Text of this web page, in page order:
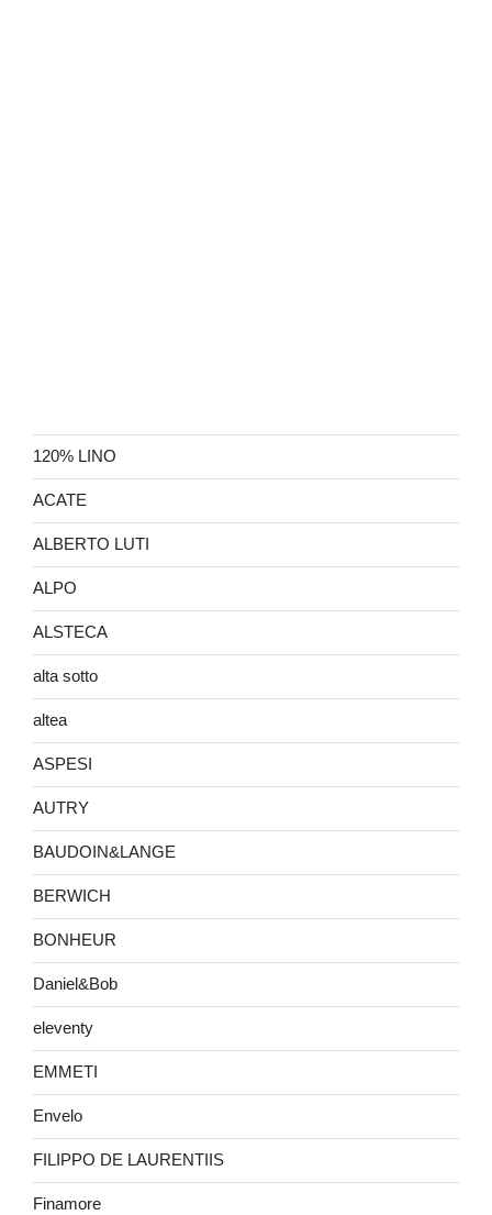
120% LINO
ACATE
ALBERTO LUTI
ALPO
ALSTECA
alta sotto
altea
ASPESI
AUTRY
BAUDOIN&LANGE
BERWICH
BONHEUR
Daniel&Bob
eleventy
EMMETI
Envelo
FILIPPO DE LAURENTIIS
Finamore